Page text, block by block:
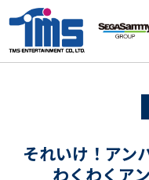
それいけ！アン
わくわくア